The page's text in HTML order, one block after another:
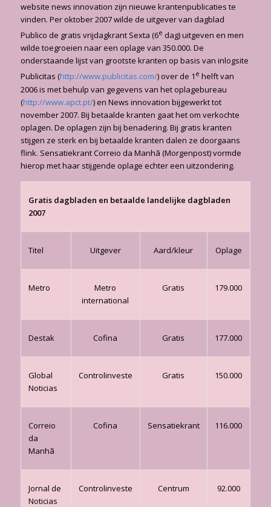
website news innovation zijn nieuwe krantenpublicaties te
vinden. Per oktober 2007 wilde de uitgever van dagblad
Publico de gratis vrijdagkrant Sexta (6e dag) uitgeven en men
wilde toegroeien naar een oplage van 350.000. De
onderstaande lijst van grootste kranten op basis van inlogsite
Publicitas (http://www.publicitas.com/) over de 1 e helft van
2006 is met be­hulp van gegevens van het oplagebureau
(http://www.apct.pt/) en News innovation bijge­werkt tot
november 2007. Bij betaalde kranten gaat het om verkochte
oplagen. De oplagen zijn bij benadering. Bij gratis kranten
stijgen ze sterk en bij betaalde kranten dalen ze door­gaans
flink. Sensatiekrant Correio da Manhã (Morgenpost) vormde
hierop met haar stijgende oplage echter een uitzondering.
Gratis dagbladen en betaalde landelijke dagbladen
2007
Titel Uitgever Aard/kleur Oplage
Metro
Metro
international
Gratis 179.000
Destak Cofina Gratis 177.000
Global
Noticias
Controlinveste Gratis 150.000
Correio
da
Manhã
Cofina Sensatiekrant 116.000
Jornal de
Noticias
Controlinveste Centrum 92.000